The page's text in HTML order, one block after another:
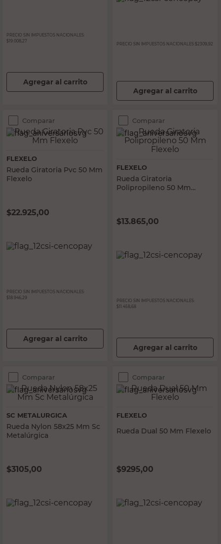
PRECIO SIN IMPUESTOS NACIONALES:
$19.008,27
Agregar al carrito
PRECIO SIN IMPUESTOS NACIONALES: $2309,92
Agregar al carrito
Comparar
FLEXELO
Rueda Giratoria Pvc 50 Mm
Flexelo
$22.925,00
PRECIO SIN IMPUESTOS NACIONALES:
$18.946,29
Agregar al carrito
Comparar
FLEXELO
Rueda Giratoria
Polipropileno 50 Mm
$13.865,00
PRECIO SIN IMPUESTOS NACIONALES:
$11.458,68
Agregar al carrito
Comparar
SC METALURGICA
Rueda Nylon 58x25 Mm Sc
Metalúrgica
$3105,00
Comparar
FLEXELO
Rueda Dual 50 Mm Flexelo
$9295,00